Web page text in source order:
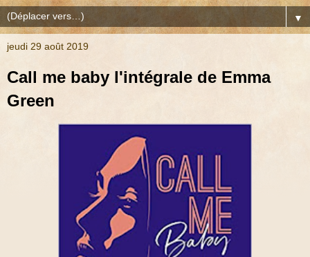
▼
jeudi 29 août 2019
Call me baby l'intégrale de Emma
Green